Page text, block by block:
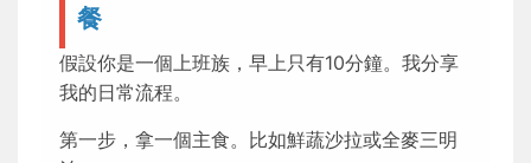
餐
假設你是一個上班族，早上只有10分鐘。我分享
我的日常流程。
第一步，拿一個主食。比如鮮蔬沙拉或全麥三明